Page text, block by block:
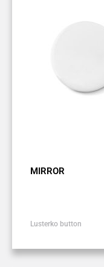
MIRROR
Lusterko button